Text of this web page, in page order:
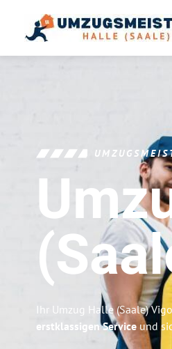
Ihr Umzug Halle (Saale)
erstklassigen Service und